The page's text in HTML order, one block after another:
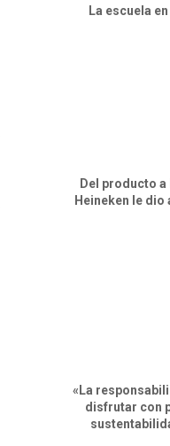
⁠La escuela
Del producto
Heineken le dio
«La
disfrutar con